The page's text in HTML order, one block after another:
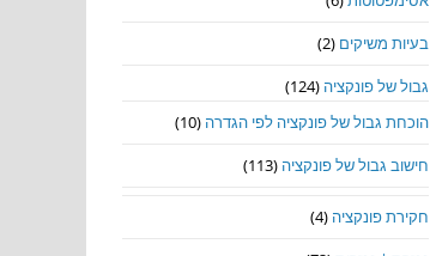
בעיות משיקים (2)
גבול של פונקציה (124)
הוכחת גבול של פונקציה לפי הגדרה (10)
חישוב גבול של פונקציה (113)
חקירת פונקציה (4)